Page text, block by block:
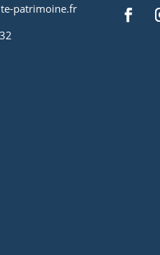
patrimoine.fr